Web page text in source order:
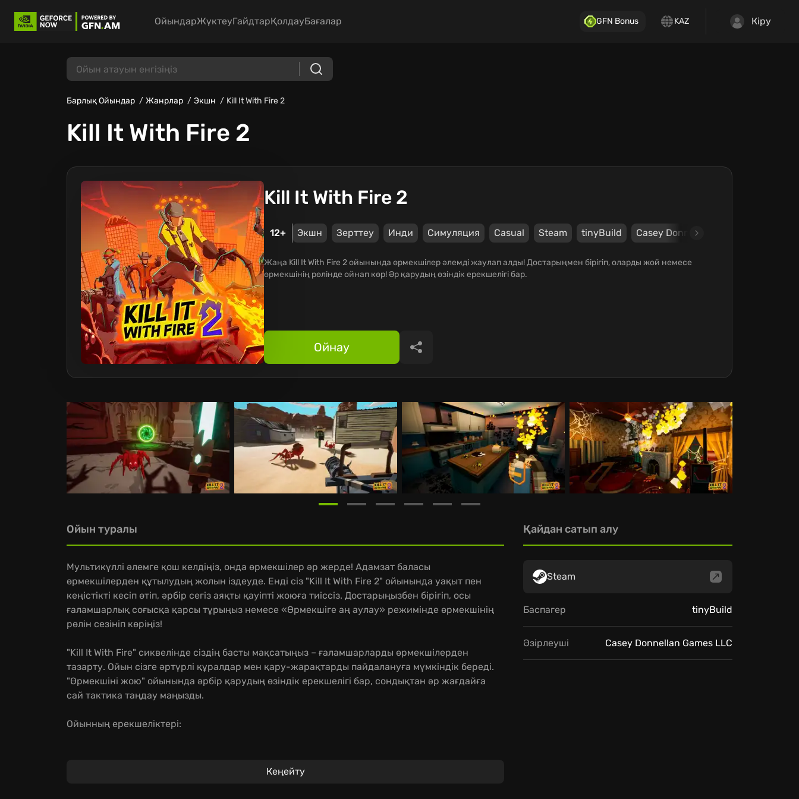
ОйындарЖүктеуГайдтарҚолдауБағалар GFN Bonus KAZ Кіру
Барлық Ойындар Жанрлар Экшн Kill It With Fire 2
Kill It With Fire 2
Kill It With Fire 2
12+ Экшн Зерттеу Инди Симуляция Casual Steam tinyBuild Casey Donnellan Games LLC
Жаңа Kill It With Fire 2 ойынында өрмекшілер әлемді жаулап алды! Достарыңмен бірігіп, оларды жой немесе
өрмекшінің рөлінде ойнап көр! Әр қарудың өзіндік ерекшелігі бар.
Ойнау Бөлісу
Ойын туралы
Мультикүллі әлемге қош келдіңіз, онда өрмекшілер әр жерде! Адамзат баласы
өрмекшілерден құтылудың жолын іздеуде. Енді сіз "Kill It With Fire 2" ойынында уақыт пен
кеңістікті кесіп өтіп, әрбір сегіз аяқты қауіпті жоюға тиіссіз. Достарыңызбен бірігіп, осы
ғаламшарлық соғысқа қарсы тұрыңыз немесе «Өрмекшіге аң аулау» режимінде өрмекшінің
рөлін сезініп көріңіз!
"Kill It With Fire" сиквелінде сіздің басты мақсатыңыз – ғаламшарларды өрмекшілерден
тазарту. Ойын сізге әртүрлі құралдар мен қару-жарақтарды пайдалануға мүмкіндік береді.
"Өрмекшіні жою" ойынында әрбір қарудың өзіндік ерекшелігі бар, сондықтан әр жағдайға
сай тактика таңдау маңызды.
Ойынның ерекшеліктері:
Кеңейту
Қайдан сатып алу
Steam
Баспагер tinyBuild
Әзірлеуші Casey Donnellan Games LLC